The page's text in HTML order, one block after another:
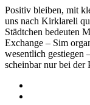
Positiv bleiben, mit
uns nach Kirklareli
Städtchen bedeuten
Exchange – Sim
wesentlich gestiegen
scheinbar nur bei der